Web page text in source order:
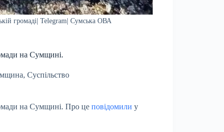
громаді| Telegram| Сумська ОВА
на Сумщині.
, Суспільство
на Сумщині. Про це повідомили у